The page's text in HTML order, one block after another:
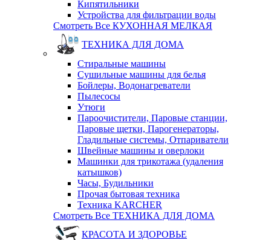
Кипятильники
Устройства для фильтрации воды
Смотреть Все КУХОННАЯ МЕЛКАЯ
ТЕХНИКА ДЛЯ ДОМА
Стиральные машины
Сушильные машины для белья
Бойлеры, Водонагреватели
Пылесосы
Утюги
Пароочистители, Паровые станции,
Паровые щетки, Парогенераторы,
Гладильные системы, Отпариватели
Швейные машины и оверлоки
Машинки для трикотажа (удаления
катышков)
Часы, Будильники
Прочая бытовая техника
Техника KARCHER
Смотреть Все ТЕХНИКА ДЛЯ ДОМА
КРАСОТА И ЗДОРОВЬЕ